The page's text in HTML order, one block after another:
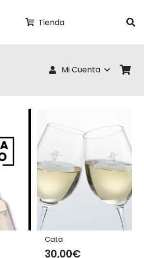
Tienda
Mi Cuenta
Cata
30,00€